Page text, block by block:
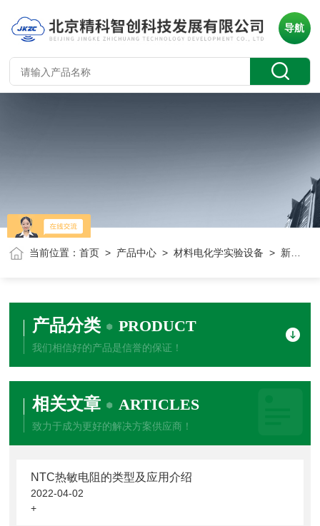
导航
当前位置：首页 > 产品中心 >材料电化学实验设备 > 新能源锂空气电池测试箱
产品分类 PRODUCT
我们相信好的产品是信誉的保证！
相关文章 ARTICLES
致力于成为更好的解决方案供应商！
NTC热敏电阻的类型及应用介绍
2022-04-02
+